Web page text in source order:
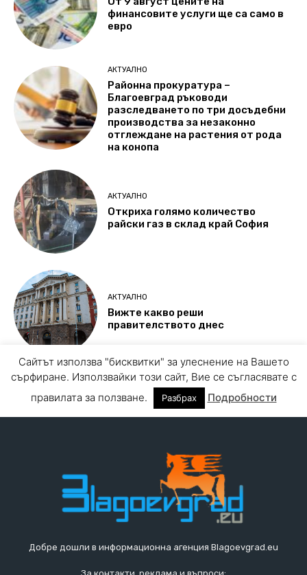
Добре дошли в информационна агенция Blagoevgrad.eu